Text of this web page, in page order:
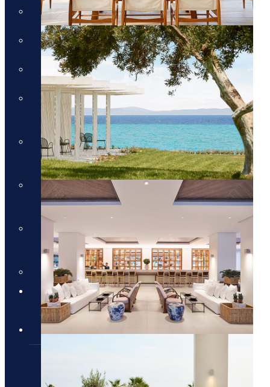
חבילות לסנטוריני
חבילות לרודוס
חבילות לפרבזה
חבילות למדיירה, פורטוגל
והאיים האזוריים
חבילות למלון Daios Cove
בכרתים
חבילות למלון Parklane
Resort & Spa
Elounda בכרתים
סקי יוקרתי
✦ חבילות מומלצות ✦